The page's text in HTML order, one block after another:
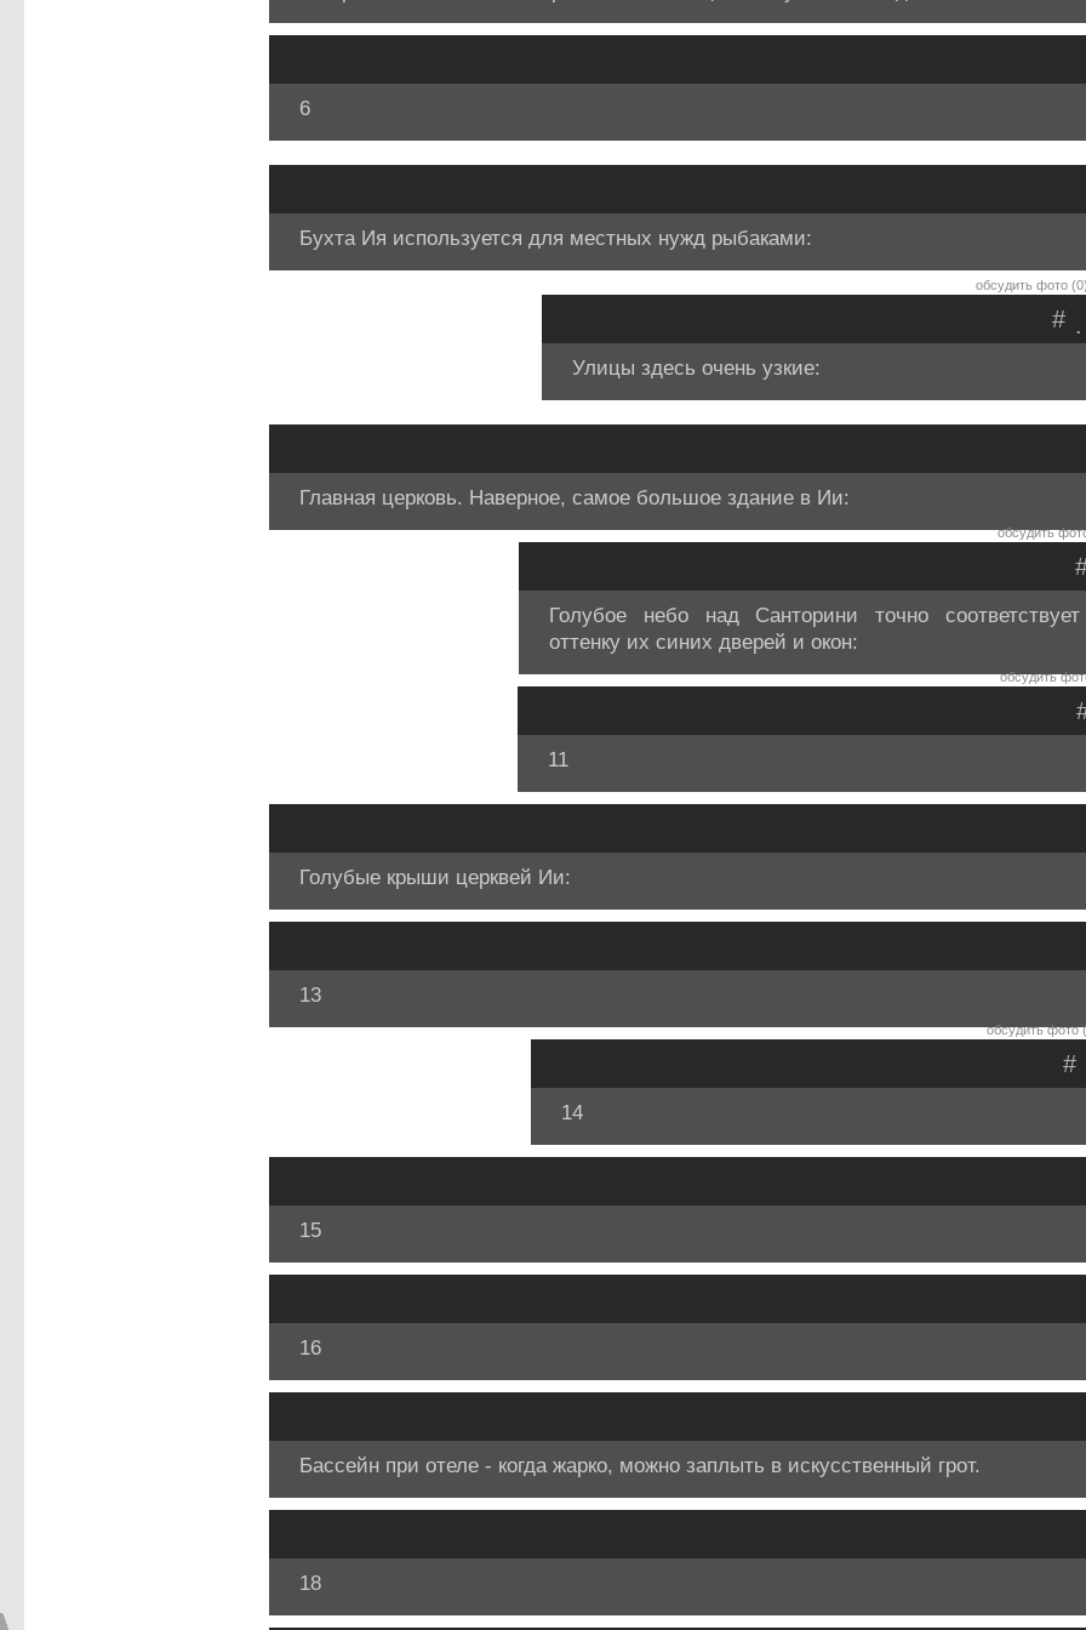
6
Бухта Ия используется для местных нужд рыбаками:
обсудить фото
.
#
Улицы здесь очень узкие:
Главная церковь. Наверное, самое большое здание в Ии:
обсудить
Голубое небо над Санторини точно соответствует
оттенку их синих дверей и окон:
обсудить
11
Голубые крыши церквей Ии:
13
обсудить фото
#
14
15
16
Бассейн при отеле - когда жарко, можно заплыть в искусственный грот.
18